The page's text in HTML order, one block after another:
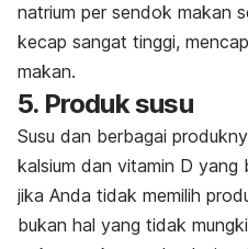
natrium per sendok makan
kecap sangat tinggi,
makan.
5. Produk susu
Susu dan berbagai
kalsium dan vitamin D yang
jika Anda tidak memilih
bukan hal yang tidak